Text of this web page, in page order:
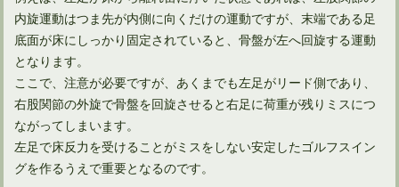
内旋運動はつま先が内側に向くだけの運動ですが、末端である足
底面が床にしっかり固定されていると、骨盤が左へ回旋する運動
となります。
ここで、注意が必要ですが、あくまでも左足がリード側であり、
右股関節の外旋で骨盤を回旋させると右足に荷重が残りミスにつ
ながってしまいます。
左足で床反力を受けることがミスをしない安定したゴルフスイン
グを作るうえで重要となるのです。